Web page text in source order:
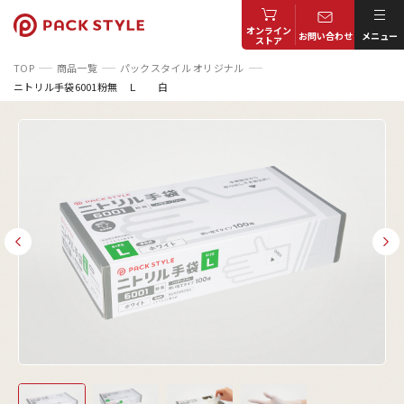
オンライン
ストア お問い合わせ メニュー
TOP 商品一覧
パックスタイル オリジナル
ニトリル手袋6001粉無 Ｌ 白